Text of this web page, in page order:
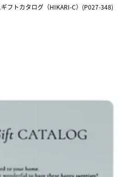
フトカタログ（HIKARI-C）(P027-348)